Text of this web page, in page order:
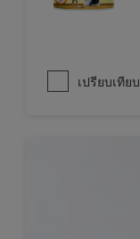
เปรียบเทียบ